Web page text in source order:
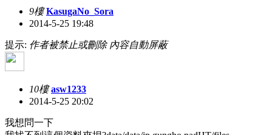
9樓 KasugaNo_Sora
2014-5-25 19:48
提示: 作者被禁止或刪除 內容自動屏蔽
10樓 asw1233
2014-5-25 20:02
我想問一下